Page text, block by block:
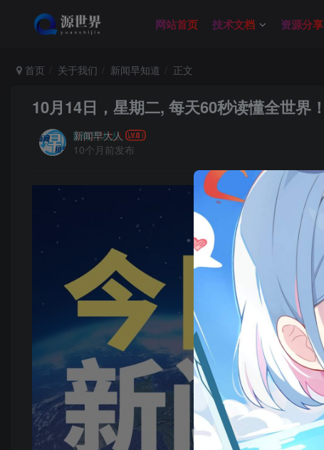
网站首页 技术文档 资源分享
首页 关于我们 新闻早知道 正文
10月14日，星期二, 每天60秒读懂全世界！
新闻早大人
10个月前发布